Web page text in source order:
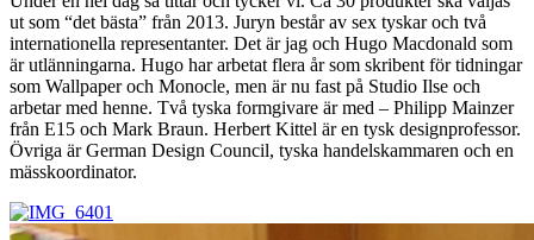
ut som “det bästa” från 2013. Juryn består av sex tyskar och två
internationella representanter. Det är jag och Hugo Macdonald som
är utlänningarna. Hugo har arbetat flera år som skribent för tidningar
som Wallpaper och Monocle, men är nu fast på Studio Ilse och
arbetar med henne. Två tyska formgivare är med – Philipp Mainzer
från E15 och Mark Braun. Herbert Kittel är en tysk designprofessor.
Övriga är German Design Council, tyska handelskammaren och en
mässkoordinator.